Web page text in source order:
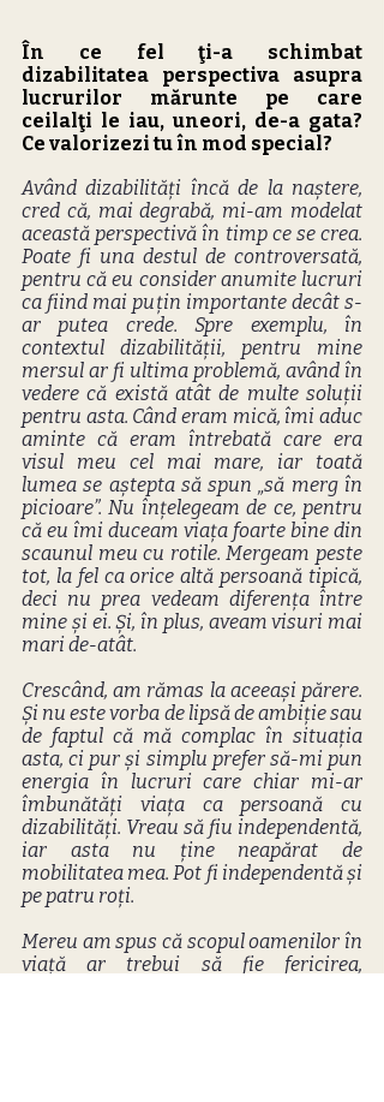
În ce fel ţi-a schimbat
dizabilitatea perspectiva asupra
lucrurilor mărunte pe care
ceilalţi le iau, uneori, de-a gata?
Ce valorizezi tu în mod special?
Având dizabilități încă de la naștere,
cred că, mai degrabă, mi-am modelat
această perspectivă în timp ce se crea.
Poate fi una destul de controversată,
pentru că eu consider anumite lucruri
ca fiind mai puțin importante decât s-
ar putea crede. Spre exemplu, în
contextul dizabilității, pentru mine
mersul ar fi ultima problemă, având în
vedere că există atât de multe soluții
pentru asta. Când eram mică, îmi aduc
aminte că eram întrebată care era
visul meu cel mai mare, iar toată
lumea se aștepta să spun „să merg în
picioare”. Nu înțelegeam de ce, pentru
că eu îmi duceam viața foarte bine din
scaunul meu cu rotile. Mergeam peste
tot, la fel ca orice altă persoană tipică,
deci nu prea vedeam diferența între
mine și ei. Și, în plus, aveam visuri mai
mari de-atât.
Crescând, am rămas la aceeași părere.
Și nu este vorba de lipsă de ambiție sau
de faptul că mă complac în situația
asta, ci pur și simplu prefer să-mi pun
energia în lucruri care chiar mi-ar
îmbunătăți viața ca persoană cu
dizabilități. Vreau să fiu independentă,
iar asta nu ține neapărat de
mobilitatea mea. Pot fi independentă și
pe patru roți.
Mereu am spus că scopul oamenilor în
viață ar trebui să fie fericirea,